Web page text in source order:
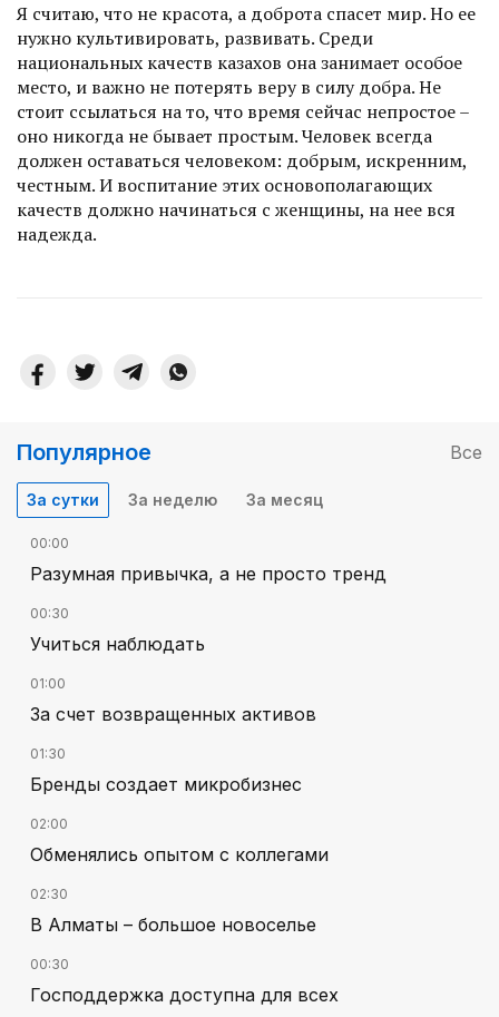
Я считаю, что не красота, а доб­рота спасет мир. Но ее
нужно культивировать, развивать. Среди
национальных качеств казахов она занимает особое
место, и важно не потерять веру в силу добра. Не
стоит ссылаться на то, что время сейчас непростое –
оно никогда не бывает простым. Человек всегда
должен оставаться человеком: добрым, искренним,
честным. И воспитание этих основополагающих
качеств должно начинаться с женщины, на нее вся
надежда.
Популярное Все
За сутки За неделю За месяц
00:00
Разумная привычка, а не просто тренд
00:30
Учиться наблюдать
01:00
За счет возвращенных активов
01:30
Бренды создает микробизнес
02:00
Обменялись опытом с коллегами
02:30
В Алматы – большое новоселье
00:30
Господдержка доступна для всех